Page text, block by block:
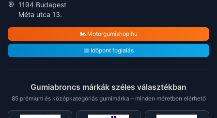
1194 Budapest
Méta utca 13.
🏍️ Motorgumishop.hu
📅 Időpont foglalás
Gumiabroncs márkák széles választékban
85 prémium és középkategóriás gumimárka – minden méretben elérhető